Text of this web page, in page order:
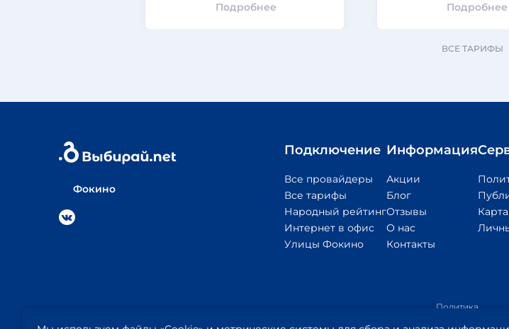
Подробнее Подробнее
ВСЕ ТАРИФЫ
Фокино
Подключение
Все провайдеры
Все тарифы
Народный рейтинг
Интернет в офис
Улицы Фокино
Информация
Акции
Блог
Отзывы
О нас
Контакты
Правообладателям
Политика